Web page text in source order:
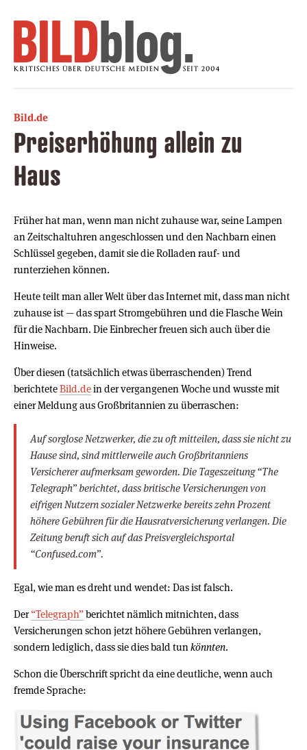
Bild.de
Preiserhöhung allein zu
Haus
Früher hat man, wenn man nicht zuhause war, seine Lampen
an Zeitschaltuhren angeschlossen und den Nachbarn einen
Schlüssel gegeben, damit sie die Rolladen rauf- und
runterziehen können.
Heute teilt man aller Welt über das Internet mit, dass man nicht
zuhause ist — das spart Stromgebühren und die Flasche Wein
für die Nachbarn. Die Einbrecher freuen sich auch über die
Hinweise.
Über diesen (tatsächlich etwas überraschenden) Trend
berichteteBild.dein der vergangenen Woche und wusste mit
einer Meldung aus Großbritannien zu überraschen:
Auf sorglose Netzwerker, die zu oft mitteilen, dass sie nicht zu
Hause sind, sind mittlerweile auch Großbritanniens
Versicherer aufmerksam geworden. Die Tageszeitung “The
Telegraph” berichtet, dass britische Versicherungen von
eifrigen Nutzern sozialer Netzwerke bereits zehn Prozent
höhere Gebühren für die Hausratversicherung verlangen. Die
Zeitung beruft sich auf das Preisvergleichsportal
“Confused.com”.
Egal, wie man es dreht und wendet: Das ist falsch.
Der“Telegraph”berichtet nämlich mitnichten, dass
Versicherungen schon jetzt höhere Gebühren verlangen,
sondern lediglich, dass sie dies bald tun könnten.
Schon die Überschrift spricht da eine deutliche, wenn auch
fremde Sprache: